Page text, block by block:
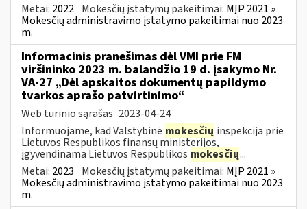
Metai: 2022 Mokesčių įstatymų pakeitimai: MĮP 2021 »
Mokesčių administravimo įstatymo pakeitimai nuo 2023
m.
Informacinis pranešimas dėl VMI prie FM
viršininko 2023 m. balandžio 19 d. įsakymo Nr.
VA-27 „Dėl apskaitos dokumentų papildymo
tvarkos aprašo patvirtinimo“
Web turinio sąrašas 2023-04-24
Informuojame, kad Valstybinė mokesčių inspekcija prie
Lietuvos Respublikos finansų ministerijos,
įgyvendinama Lietuvos Respublikos mokesčių...
Metai: 2023 Mokesčių įstatymų pakeitimai: MĮP 2021 »
Mokesčių administravimo įstatymo pakeitimai nuo 2023
m.